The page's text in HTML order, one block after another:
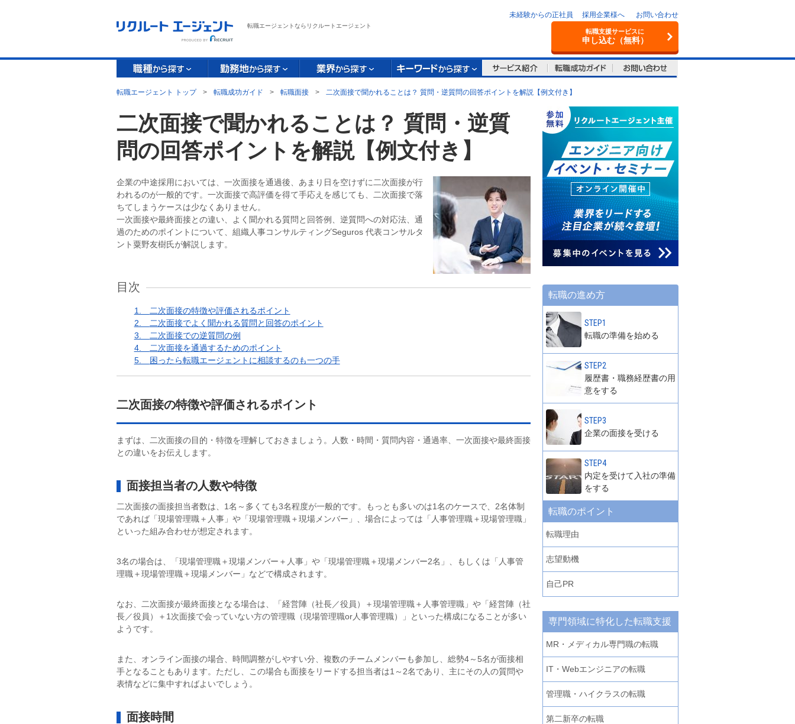
転職エージェントならリクルートエージェント
未経験からの正社員 採用企業様へ お問い合わせ
転職支援サービスに
申し込む（無料）
転職エージェント トップ > 転職成功ガイド > 転職面接 > 二次面接で聞かれることは？ 質問・逆質問の回答ポイントを解説【例文付き】
二次面接で聞かれることは？ 質問・逆質
問の回答ポイントを解説【例文付き】
企業の中途採用においては、一次面接を通過後、あまり日を空けずに二次面接が行
われるのが一般的です。一次面接で高評価を得て手応えを感じても、二次面接で落
ちてしまうケースは少なくありません。
一次面接や最終面接との違い、よく聞かれる質問と回答例、逆質問への対応法、通
過のためのポイントについて、組織人事コンサルティングSeguros 代表コンサルタ
ント粟野友樹氏が解説します。
目次
1.
二次面接の特徴や評価されるポイント
2.
二次面接でよく聞かれる質問と回答のポイント
3.
二次面接での逆質問の例
4.
二次面接を通過するためのポイント
5. 困ったら転職エージェントに相談するのも一つの手
二次面接の特徴や評価されるポイント
まずは、二次面接の目的・特徴を理解しておきましょう。人数・時間・質問内容・通過率、一次面接や最終面接
との違いをお伝えします。
面接担当者の人数や特徴
二次面接の面接担当者数は、1名～多くても3名程度が一般的です。もっとも多いのは1名のケースで、2名体制
であれば「現場管理職＋人事」や「現場管理職＋現場メンバー」、場合によっては「人事管理職＋現場管理職」
といった組み合わせが想定されます。
3名の場合は、「現場管理職＋現場メンバー＋人事」や「現場管理職＋現場メンバー2名」、もしくは「人事管
理職＋現場管理職＋現場メンバー」などで構成されます。
なお、二次面接が最終面接となる場合は、「経営陣（社長／役員）＋現場管理職＋人事管理職」や「経営陣（社
長／役員）＋1次面接で会っていない方の管理職（現場管理職or人事管理職）」といった構成になることが多い
ようです。
また、オンライン面接の場合、時間調整がしやすい分、複数のチームメンバーも参加し、総勢4～5名が面接相
手となることもあります。ただし、この場合も面接をリードする担当者は1～2名であり、主にその人の質問や
表情などに集中すればよいでしょう。
面接時間
転職の進め方
STEP1
転職の準備を始める
STEP2
履歴書・職務経歴書の用
意をする
STEP3
企業の面接を受ける
STEP4
内定を受けて入社の準備
をする
転職のポイント
転職理由
志望動機
自己PR
専門領域に特化した転職支援
MR・メディカル専門職の転職
IT・Webエンジニアの転職
管理職・ハイクラスの転職
第二新卒の転職